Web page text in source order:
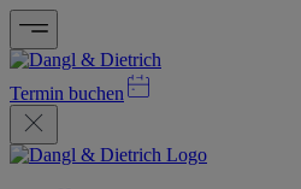
Termin buchen